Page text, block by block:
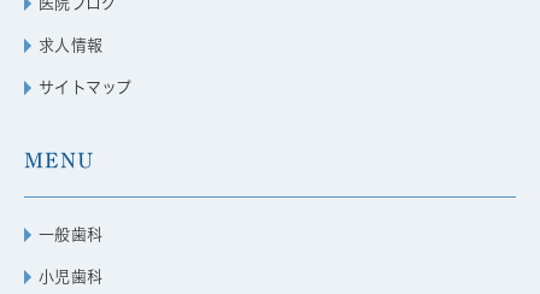
求人情報
サイトマップ
MENU
一般歯科
小児歯科